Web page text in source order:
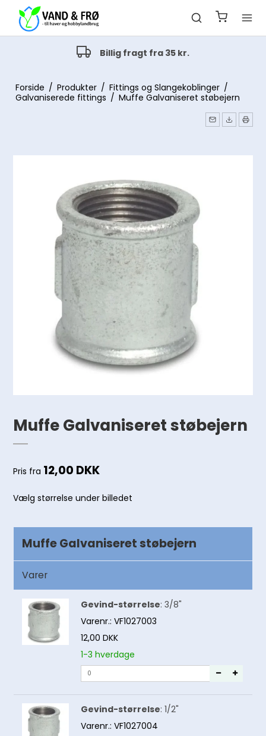
Alt indenfor havevanding
Drypvanding og pop-up vanding
Forside / Produkter / Fittings og Slangekoblinger /
Galvaniserede fittings / Muffe Galvaniseret støbejern
Muffe Galvaniseret støbejern
Pris fra 12,00 DKK
Vælg størrelse under billedet
Muffe Galvaniseret støbejern
Varer
Gevind-størrelse: 3/8"
Varenr.: VF1027003
12,00 DKK
1-3 hverdage
Gevind-størrelse: 1/2"
Varenr.: VF1027004